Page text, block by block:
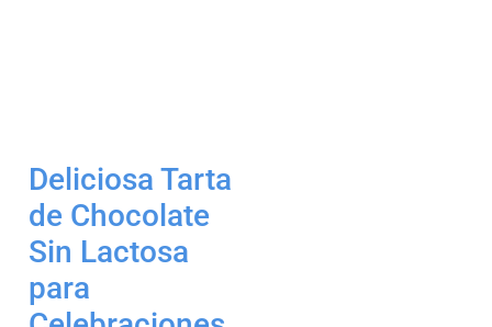
Deliciosa Tarta
de Chocolate
Sin Lactosa
para